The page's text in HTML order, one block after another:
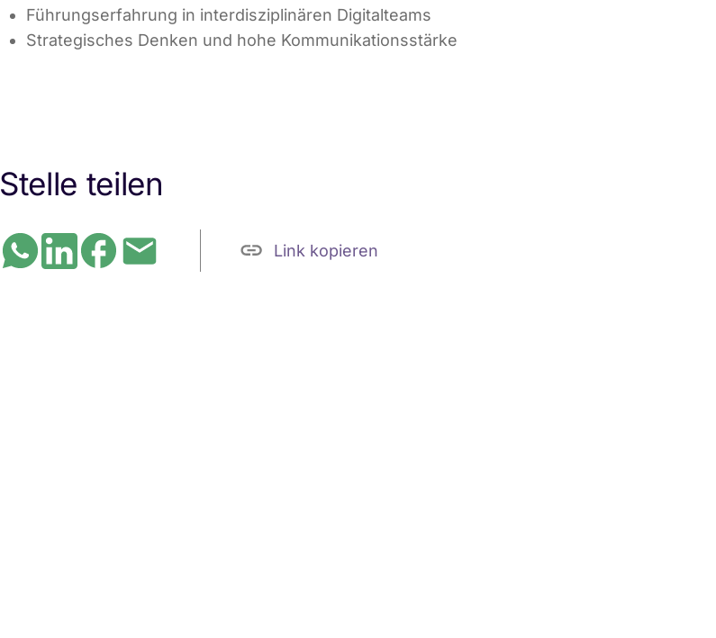
Führungserfahrung in interdisziplinären Digitalteams
Strategisches Denken und hohe Kommunikationsstärke
Stelle teilen
Link kopieren